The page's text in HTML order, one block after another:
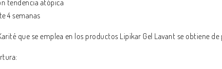
tendencia atópica
4 semanas
que se emplea en los productos Lipikar Gel Lavant se obtiene